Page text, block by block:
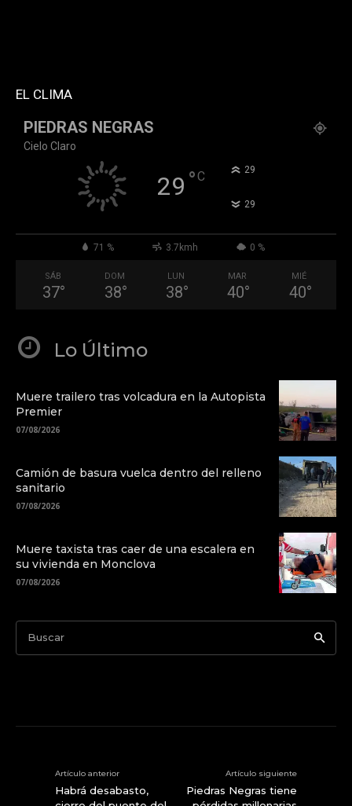
EL CLIMA
PIEDRAS NEGRAS
Cielo Claro
29 °C 29
29
71 % 3.7kmh 0 %
SÁB
37°
DOM
38°
LUN
38°
MAR
40°
MIÉ
40°
Lo Último
Muere trailero tras volcadura en la Autopista
Premier
07/08/2026
Camión de basura vuelca dentro del relleno
sanitario
07/08/2026
Muere taxista tras caer de una escalera en
su vivienda en Monclova
07/08/2026
Buscar
Artículo anterior
Habrá desabasto,
Artículo siguiente
Piedras Negras tiene